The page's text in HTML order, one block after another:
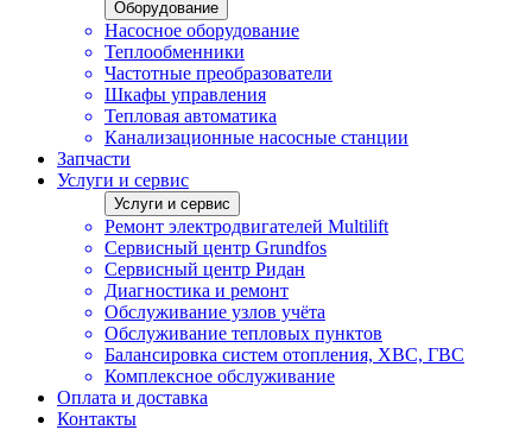
Оборудование
Насосное оборудование
Теплообменники
Частотные преобразователи
Шкафы управления
Тепловая автоматика
Канализационные насосные станции
Запчасти
Услуги и сервис
Услуги и сервис
Ремонт электродвигателей Multilift
Сервисный центр Grundfos
Сервисный центр Ридан
Диагностика и ремонт
Обслуживание узлов учёта
Обслуживание тепловых пунктов
Балансировка систем отопления, ХВС, ГВС
Комплексное обслуживание
Оплата и доставка
Контакты